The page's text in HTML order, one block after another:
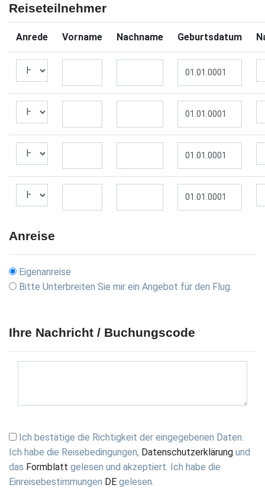
Reiseteilnehmer
Anrede Vorname Nachname Geburtsdatum
Anreise
Eigenanreise
Bitte Unterbreiten Sie mir ein Angebot für den Flug.
Ihre Nachricht / Buchungscode
Ich bestätige die Richtigkeit der eingegebenen Daten.
Ich habe die Reisebedingungen, Datenschutzerklärung und
das Formblatt gelesen und akzeptiert. Ich habe die
Einreisebestimmungen DE gelesen.